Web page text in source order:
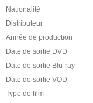
Nationalité
Distributeur
Année de production
Date de sortie DVD
Date de sortie Blu-ray
Date de sortie VOD
Type de film